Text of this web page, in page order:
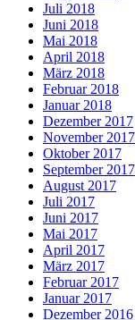
Juli 2018
Juni 2018
Mai 2018
April 2018
März 2018
Februar 2018
Januar 2018
Dezember 2017
November 2017
Oktober 2017
September 2017
August 2017
Juli 2017
Juni 2017
Mai 2017
April 2017
März 2017
Februar 2017
Januar 2017
Dezember 2016